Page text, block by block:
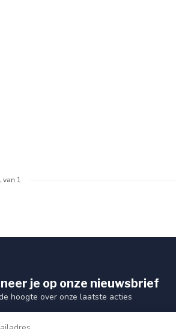
van 1
je op onze nieuwsbrief
hoogte over onze laatste acties